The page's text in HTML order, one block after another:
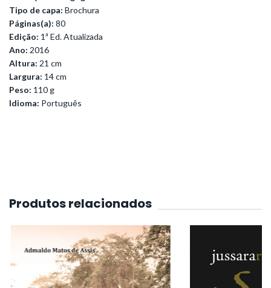
Tipo de capa: Brochura
Páginas(a): 80
Edição: 1ª Ed. Atualizada
Ano: 2016
Altura: 21 cm
Largura: 14 cm
Peso: 110 g
Idioma: Português
Produtos relacionados